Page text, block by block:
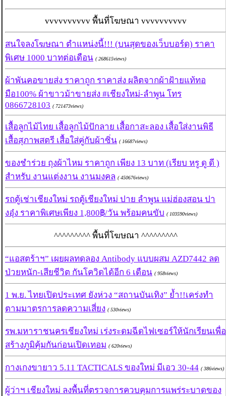
vvvvvvvvvv พื้นที่โฆษณา vvvvvvvvvv
สนใจลงโฆษณา ตำแหน่งนี้!!! (บนสุดของเว็บบอร์ด) ราคา
พิเศษ 1000 บาทต่อเดือน ( 268615views)
ผ้าพันคอขายส่ง ราคาถูก ราคาส่ง ผลิตจากผ้าฝ้ายแท้ทอ
มือ100% ผ้าขาวม้าขายส่ง #เชียงใหม่-ลำพูน โทร
0866728103 ( 721473views)
เสื้อลูกไม้ไทย เสื้อลูกไม้ปักลาย เสื้อกาสะลอง เสื้อใส่งานพิธี
เสื้อสุภาพสตรี เสื้อใส่คู่กับผ้าซิ่น ( 16687views)
ของชำร่วย ถุงผ้าไหม ราคาถูก เพียง 13 บาท (เรียบ หรู ดู ดี )
สำหรับ งานแต่งงาน งานมงคล ( 450676views)
รถตู้เช่าเชียงใหม่ รถตู้เชียงใหม่ ปาย ลำพูน แม่ฮ่องสอน ปา
งอุ๋ง ราคาพิเศษเพียง 1,800฿/วัน พร้อมคนขับ ( 103590views)
^^^^^^^^^ พื้นที่โฆษณา ^^^^^^^^^
“แอสตร้าฯ” เผยผลทดลอง Antibody แบบผสม AZD7442 ลด
ป่วยหนัก-เสียชีวิต กันโควิดได้อีก 6 เดือน ( 958views)
1 พ.ย. ไทยเปิดประเทศ ยังห่วง “สถานบันเทิง” ย้ำ!!เคร่งทำ
ตามมาตรการลดความเสี่ยง ( 530views)
รพ.มหาราชนครเชียงใหม่ เร่งระดมฉีดไฟเซอร์ให้นักเรียนเพื่อ
สร้างภูมิคุ้มกันก่อนเปิดเทอม ( 620views)
กางเกงขายาว 5.11 TACTICALS ของใหม่ มีเอว 30-44 ( 386views)
ผู้ว่าฯ เชียงใหม่ ลงพื้นที่ตรวจการควบคุมการแพร่ระบาดของ